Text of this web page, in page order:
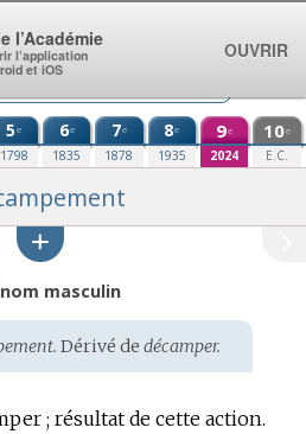
5e
1798
6e
1835
7e
1878
8e
1935
9e
2024
10e
E.C.
nom masculin
Dérivé de décamper.
; résultat de cette action.
l’Académie
l’application
et iOS
OUVRIR